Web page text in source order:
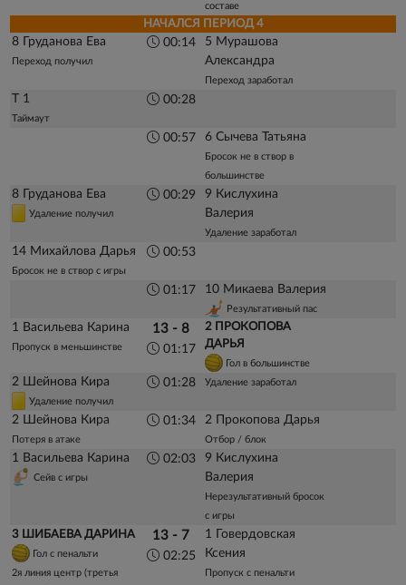
составе
НАЧАЛСЯ ПЕРИОД 4
8 Груданова Ева
Переход получил
00:14
5 Мурашова
Александра
Переход заработал
Т 1
Таймаут
00:28
00:57 6 Сычева Татьяна
Бросок не в створ в
большинстве
8 Груданова Ева
Удаление получил
00:29
9 Кислухина
Валерия
Удаление заработал
14 Михайлова Дарья
Бросок не в створ с игры
00:53
01:17 10 Микаева Валерия
Результативный пас
1 Васильева Карина
Пропуск в меньшинстве
13 - 8
01:17
2 ПРОКОПОВА
ДАРЬЯ
Гол в большинстве
2 Шейнова Кира
Удаление получил
01:28 Удаление заработал
2 Шейнова Кира
Потеря в атаке
01:34 2 Прокопова Дарья
Отбор / блок
1 Васильева Карина
Сейв с игры
02:03
9 Кислухина
Валерия
Нерезультативный бросок
с игры
3 ШИБАЕВА ДАРИНА
Гол с пенальти
2я линия центр (третья
13 - 7
02:25
1 Говердовская
Ксения
Пропуск с пенальти